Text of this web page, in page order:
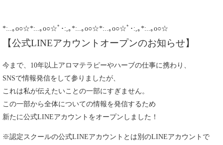
*:..｡o○☆*:..｡o○☆ﾟ･:,｡*:..｡o○☆*:..｡o○☆ﾟ･:,｡*:..｡o○☆
【公式LINEアカウントオープンのお知らせ】
今まで、10年以上アロマテラピーやハーブの仕事に携わり、
SNSで情報発信をして参りましたが、
これは私が伝えたいことの一部にすぎません。
この一部から全体についての情報を発信するため
新たに公式LINEアカウントをオープンしました！
※認定スクールの公式LINEアカウントとは別のLINEアカウントで